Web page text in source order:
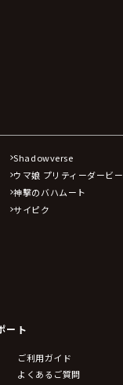
Shadowverse
ウマ娘 プリティーダービー
神撃のバハムート
サイピク
ート
ご利用ガイド
よくあるご質問